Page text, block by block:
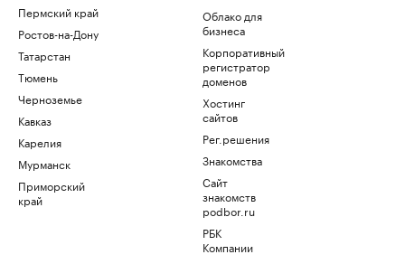
Пермский край
Ростов-на-Дону
Татарстан
Тюмень
Черноземье
Кавказ
Карелия
Мурманск
Приморский
край
Облако для
бизнеса
Корпоративный
регистратор
доменов
Хостинг
сайтов
Рег.решения
Знакомства
Сайт
знакомств
podbor.ru
РБК
Компании